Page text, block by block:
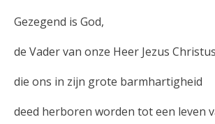
Gezegend is God,
de Vader van onze Heer Jezus
die ons in zijn grote barmhartigheid
deed herboren worden tot een leven